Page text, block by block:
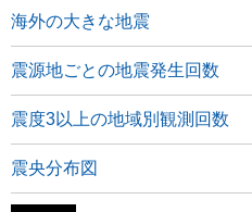
海外の大きな地震
震源地ごとの地震発生回数
震度3以上の地域別観測回数
震央分布図